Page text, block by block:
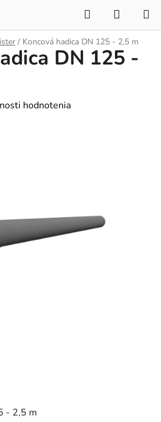
Hľadať
KOŠÍK
/ Koncová hadica DN 125 - 2,5 m
- 2,5 m
DN 125 -
hodnotenia